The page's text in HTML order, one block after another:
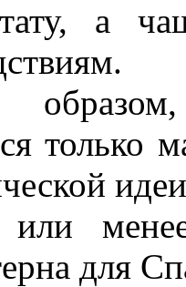
а
только
или
для